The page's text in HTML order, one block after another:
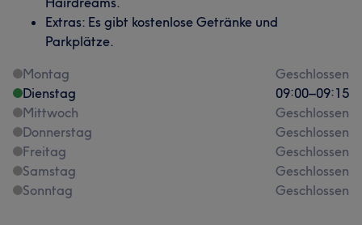
Extras: Es gibt kostenlose Getränke und
Parkplätze.
Montag
Geschlossen
Dienstag
09:00–09:15
Mittwoch
Geschlossen
Donnerstag
Geschlossen
Freitag
Geschlossen
Samstag
Geschlossen
Sonntag
Geschlossen